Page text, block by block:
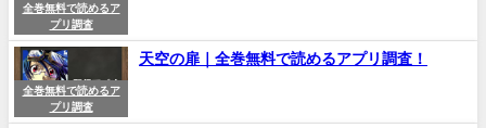
全巻無料で読めるア
プリ調査
全巻無料で読めるア
プリ調査
天空の扉｜全巻無料で読めるアプリ調査！